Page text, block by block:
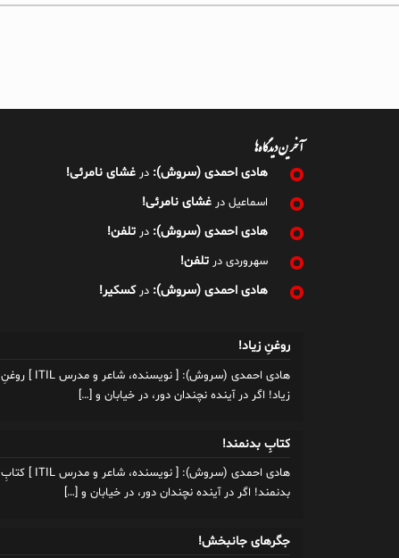
آخرین دیدگاه‌ها
هادی احمدی (سروش): درغشای نامرئی!
اسماعیل درغشای نامرئی!
هادی احمدی (سروش): درتلفن!
سهروردی درتلفن!
هادی احمدی (سروش): درکسکیر!
روغنِ زیاد!
هادی احمدی (سروش): [ نویسنده، شاعر و مدرس ITIL ] روغنِ
زیاد! اگر در آینده نچندان دور، در خیابان و […]
کتابِ بدنمند!
هادی احمدی (سروش): [ نویسنده، شاعر و مدرس ITIL ] کتابِ
بدنمند! اگر در آینده نچندان دور، در خیابان و […]
جگرهای جانبخش!